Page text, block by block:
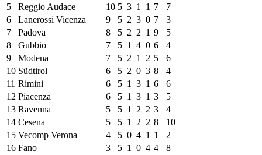
5
Reggio Audace 10 5 3 1 1 7
7
6
Lanerossi Vicenza 9 5 2 3 0 7
3
7
Padova 8 5 2 2 1 9
5
8
Gubbio 7 5 1 4 0 6
4
9
Modena 7 5 2 1 2 5
6
10 Südtirol 6 5 2 0 3 8
4
11 Rimini 6 5 1 3 1 6
6
12 Piacenza 6 5 1 3 1 3
5
13 Ravenna 5 5 1 2 2 3
4
14 Cesena 5 5 1 2 2 8
10
15 Vecomp Verona 4 5 0 4 1 1
2
16 Fano 3 5 1 0 4 4
8